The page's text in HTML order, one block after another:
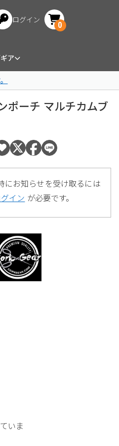
ログイン
0
ア
ポーチ マルチカムブ
にお知らせを受け取るには
イン が必要です。
いま